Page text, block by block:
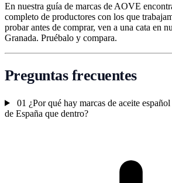
En nuestra guía de marcas de AOVE
completo de productores con los que
probar antes de comprar, ven a una cata en
Granada. Pruébalo y compara.
Preguntas frecuentes
01 ¿Por qué hay marcas de aceite
de España que dentro?